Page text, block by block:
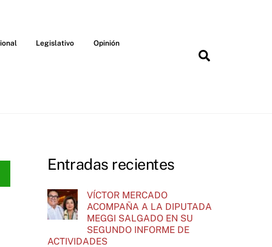
Legislativo Opinión
Entradas recientes
VÍCTOR MERCADO
ACOMPAÑA A LA DIPUTADA
MEGGI SALGADO EN SU
SEGUNDO INFORME DE
ACTIVIDADES